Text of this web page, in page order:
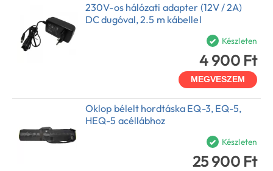
230V-os hálózati adapter (12V / 2A)
DC dugóval, 2.5 m kábellel
Készleten
4 900 Ft
MEGVESZEM
Oklop bélelt hordtáska EQ-3, EQ-5,
HEQ-5 acéllábhoz
Készleten
25 900 Ft